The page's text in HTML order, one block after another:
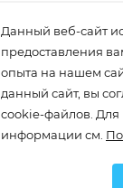
Данный веб-сайт
предоставления
опыта на нашем
данный сайт, вы
cookie-файлов. Для
информации см.